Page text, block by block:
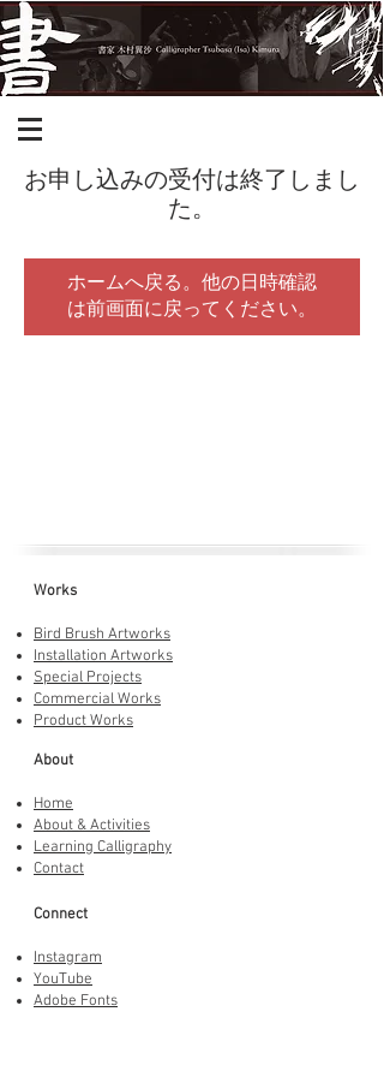
お申し込みの受付は終了しまし
た。
ホームへ戻る。他の日時確認
は前画面に戻ってください。
Works
Bird Brush Artworks
Installation Artworks
Special Projects
Commercial Works
Product Works
About
Home
About & Activities
Learning Calligraphy
Contact
Connect
Instagram
YouTube
Adobe Fonts